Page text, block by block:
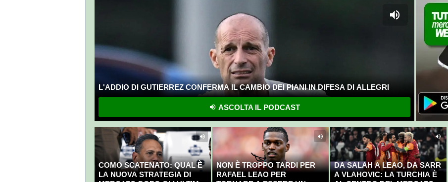
L'ADDIO DI GUTIERREZ CONFERMA IL CAMBIO DEI PIANI IN DIFESA DI ALLEGRI
ASCOLTA IL PODCAST
COMO SCATENATO: QUAL È
LA NUOVA STRATEGIA DI
NON È TROPPO TARDI PER
RAFAEL LEAO PER
DA SALAH A LEAO, DA SARR
A VLAHOVIC: LA TURCHIA È